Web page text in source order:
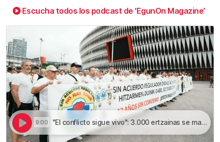
Escucha todos los podcast de ‘EgunOn Magazine’
9:00 "El conflicto sigue vivo": 3.000 ertzainas se manifiestan en Bilbao | «El conflicto sigue vivo»: 3.000 ertzainas se manifiestan en Bilbao